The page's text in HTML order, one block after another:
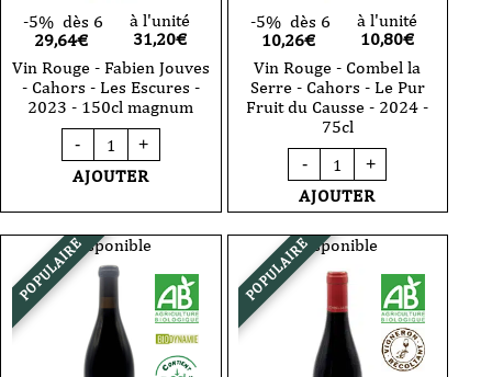
-5% dès 6
29,64€
à l'unité
31,20€
Vin Rouge - Fabien Jouves
- Cahors - Les Escures -
2023 - 150cl magnum
-
quantité
de
Vin
Rouge
Jouves
-
Cahors
Les
Escures
-
2023
+
AJOUTER
-5% dès 6
10,26€
à l'unité
10,80€
Vin Rouge - Combel la
Serre - Cahors - Le Pur
Fruit du Causse - 2024 -
75cl
-
quantité
de
Vin
Rouge
Combel
la
Serre
Cahors
-
Le
Pur
+
AJOUTER
POPULAIREDisponible POPULAIREDisponible